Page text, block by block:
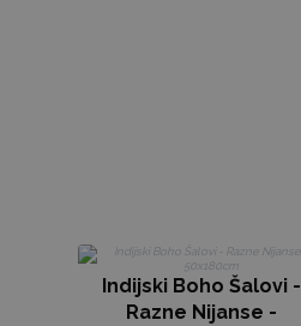
Indijski Boho Šalovi -
Razne Nijanse -